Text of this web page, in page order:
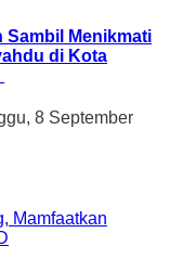
Sambil Menikmati
di Kota
8 September